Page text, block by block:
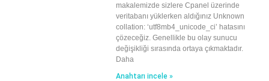
makalemizde sizlere Cpanel üzerinde
veritabanı yüklerken aldığınız Unknown
collation: ‘utf8mb4_unicode_ci’ hatasını
çözeceğiz. Genellikle bu olay sunucu
değişikliği sırasında ortaya çıkmaktadır.
Daha
Anahtarı incele »